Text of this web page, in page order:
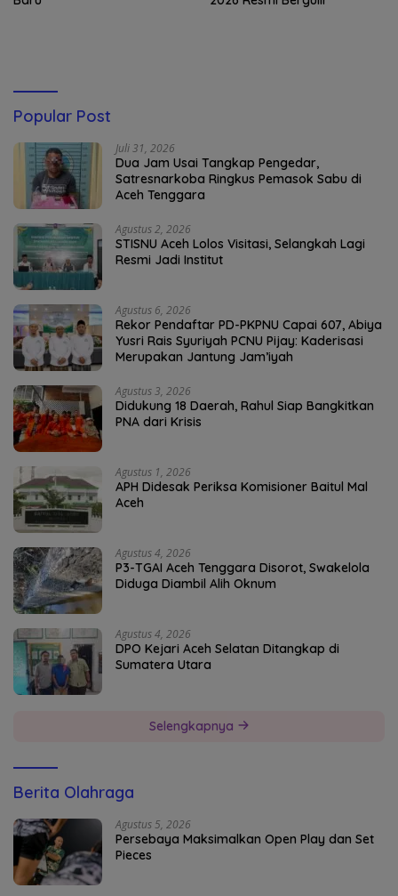
Popular Post
Juli 31, 2026
Dua Jam Usai Tangkap Pengedar,
Satresnarkoba Ringkus Pemasok Sabu di
Aceh Tenggara
Agustus 2, 2026
STISNU Aceh Lolos Visitasi, Selangkah Lagi
Resmi Jadi Institut
Agustus 6, 2026
Rekor Pendaftar PD-PKPNU Capai 607, Abiya
Yusri Rais Syuriyah PCNU Pijay: Kaderisasi
Merupakan Jantung Jam’iyah
Agustus 3, 2026
Didukung 18 Daerah, Rahul Siap Bangkitkan
PNA dari Krisis
Agustus 1, 2026
APH Didesak Periksa Komisioner Baitul Mal
Aceh
Agustus 4, 2026
P3-TGAI Aceh Tenggara Disorot, Swakelola
Diduga Diambil Alih Oknum
Agustus 4, 2026
DPO Kejari Aceh Selatan Ditangkap di
Sumatera Utara
Selengkapnya
Berita Olahraga
Agustus 5, 2026
Persebaya Maksimalkan Open Play dan Set
Pieces